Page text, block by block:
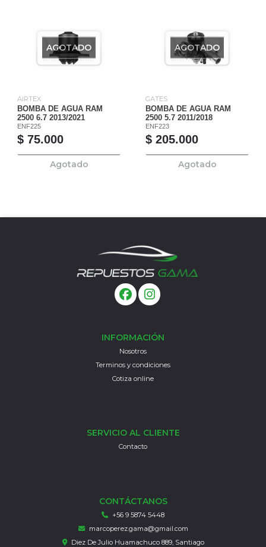
AGOTADO
AIRTEX
BOMBA DE AGUA RAM
2500 6.7 2013/2021
ENF225
$ 75.000
Agotado
AGOTADO
GATES
BOMBA DE AGUA RAM
2500 5.7 2011/2018
ENF223
$ 205.000
Agotado
INFORMACIÓN
Nosotros
Terminos y condiciones
Cotiza online
SERVICIO AL CLIENTE
Contacto
CONTÁCTANOS
+56 9 5874 5448
marcoperez.gama@gmail.com
Diez De Julio Huamachuco 889, Santiago